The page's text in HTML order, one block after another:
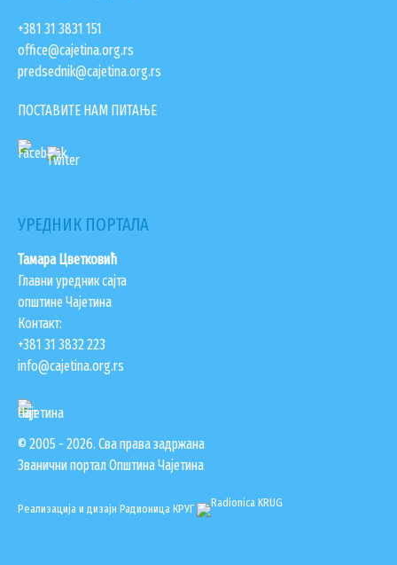
+381 31 3831 151
office@cajetina.org.rs
predsednik@cajetina.org.rs
ПОСТАВИТЕ НАМ ПИТАЊЕ
УРЕДНИК ПОРТАЛА
Тамара Цветковић
Главни уредник сајта
општине Чајетина
Контакт:
+381 31 3832 223
info@cajetina.org.rs
© 2005 - 2026. Сва права задржана
Званични портал Општина Чајетина
Реализација и дизајн Радионица КРУГ